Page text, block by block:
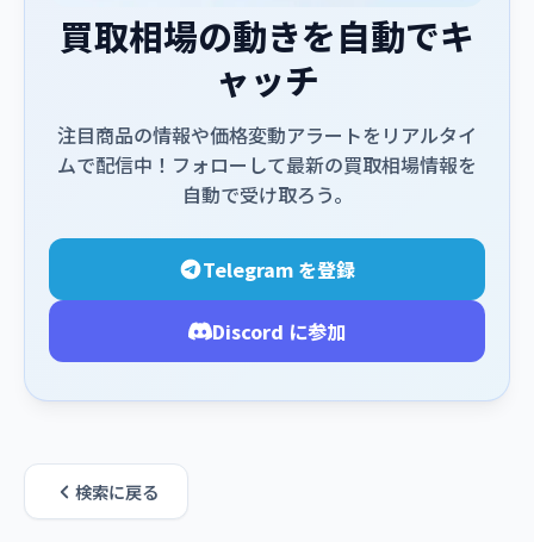
買取相場の動きを自動でキ
ャッチ
注目商品の情報や価格変動アラートをリアルタイ
ムで配信中！フォローして最新の買取相場情報を
自動で受け取ろう。
Telegram を登録
Discord に参加
検索に戻る